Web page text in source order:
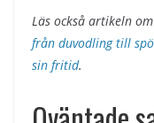
Läs också artikeln om
från duvodling till
sin fritid.